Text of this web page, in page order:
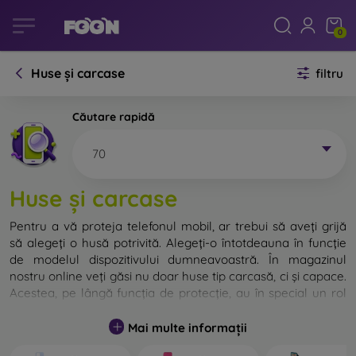
0
Huse și carcase filtru
Căutare rapidă
70
Huse și carcase
Pentru a vă proteja telefonul mobil, ar trebui să aveți grijă
să alegeți o husă potrivită. Alegeți-o întotdeauna în funcție
de modelul dispozitivului dumneavoastră. În magazinul
nostru online veți găsi nu doar huse tip carcasă, ci și capace.
Acestea, pe lângă funcția de protecție, au în special un rol
Capacul pentru telefon poate fi numit și capac posterior.
Mai multe informații